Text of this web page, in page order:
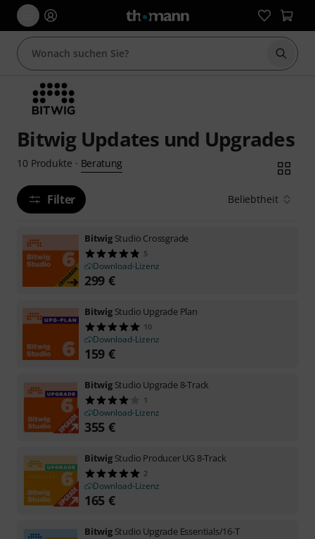
Suche
Bitwig Updates und Upgrades
10 Produkte · Beratung
Filter Beliebtheit
Bitwig Studio Crossgrade
5
Download-Lizenz
299 €
Bitwig Studio Upgrade Plan
10
Download-Lizenz
159 €
Bitwig Studio Upgrade 8-Track
1
Download-Lizenz
355 €
Bitwig Studio Producer UG 8-Track
2
Download-Lizenz
165 €
Bitwig Studio Upgrade Essentials/16-T